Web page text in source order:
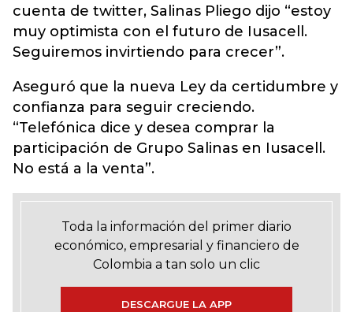
cuenta de twitter, Salinas Pliego dijo “estoy
muy optimista con el futuro de Iusacell.
Seguiremos invirtiendo para crecer”.
Aseguró que la nueva Ley da certidumbre y
confianza para seguir creciendo.
“Telefónica dice y desea comprar la
participación de Grupo Salinas en Iusacell.
No está a la venta”.
Toda la información del primer diario
económico, empresarial y financiero de
Colombia a tan solo un clic
DESCARGUE LA APP